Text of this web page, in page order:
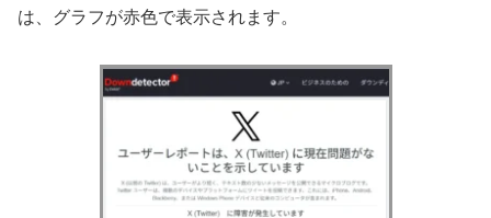
は、グラフが赤色で表示されます。